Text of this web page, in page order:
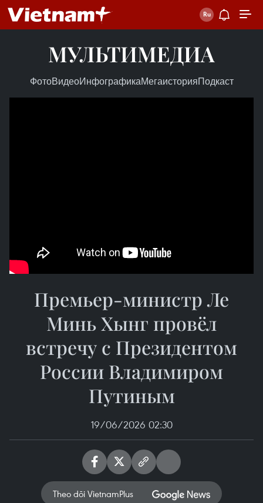
МУЛЬТИМЕДИА
ФотоВидеоИнфографикаМегаисторияПодкаст
Премьер-министр Ле
Минь Хынг провёл
встречу с Президентом
России Владимиром
Путиным
19/06/2026 02:30
Theo dõi VietnamPlus